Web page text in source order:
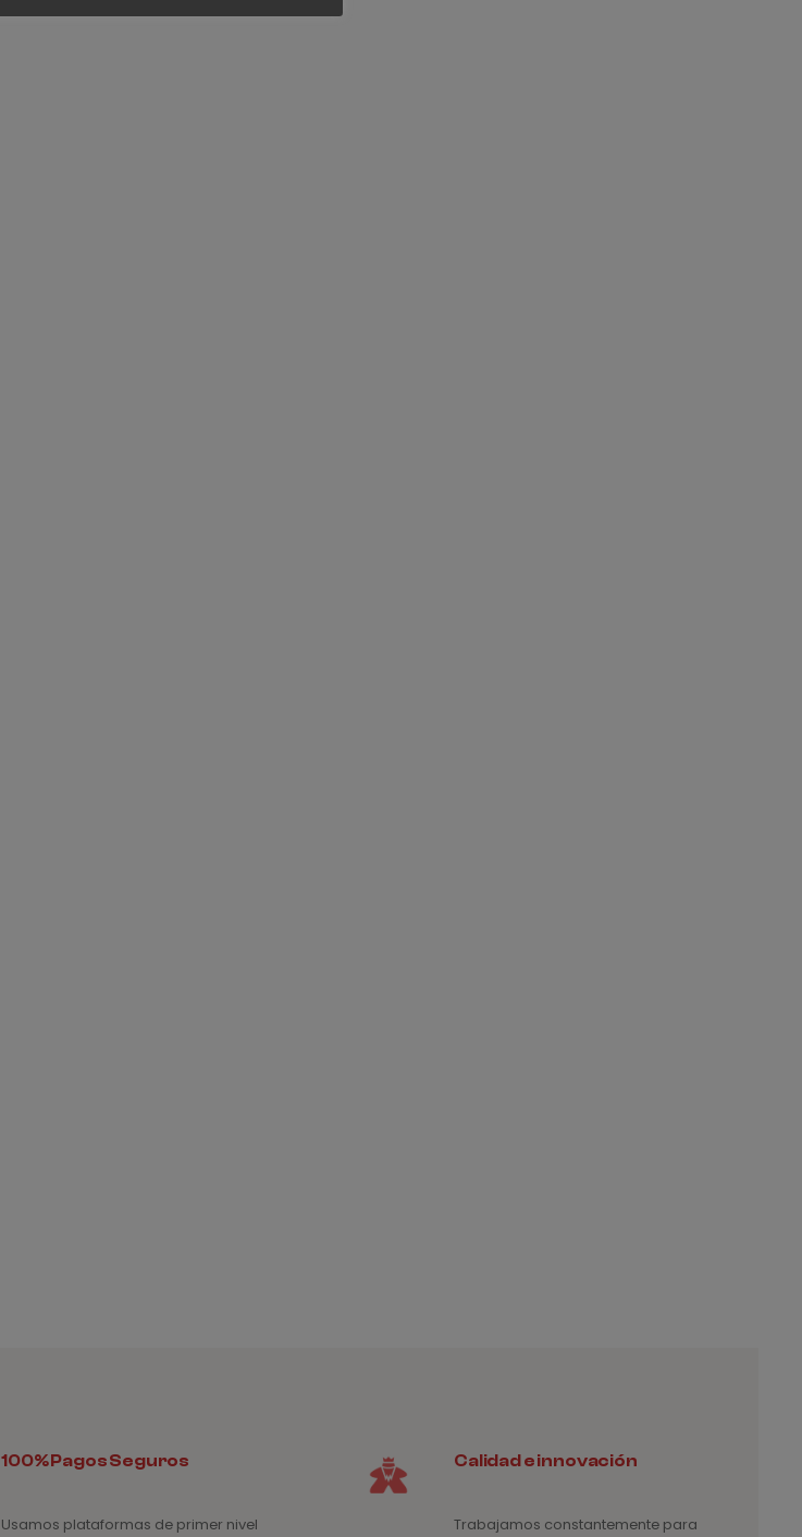
100% Pagos Seguros
Usamos plataformas de primer nivel
Calidad e innovación
Trabajamos constantemente para